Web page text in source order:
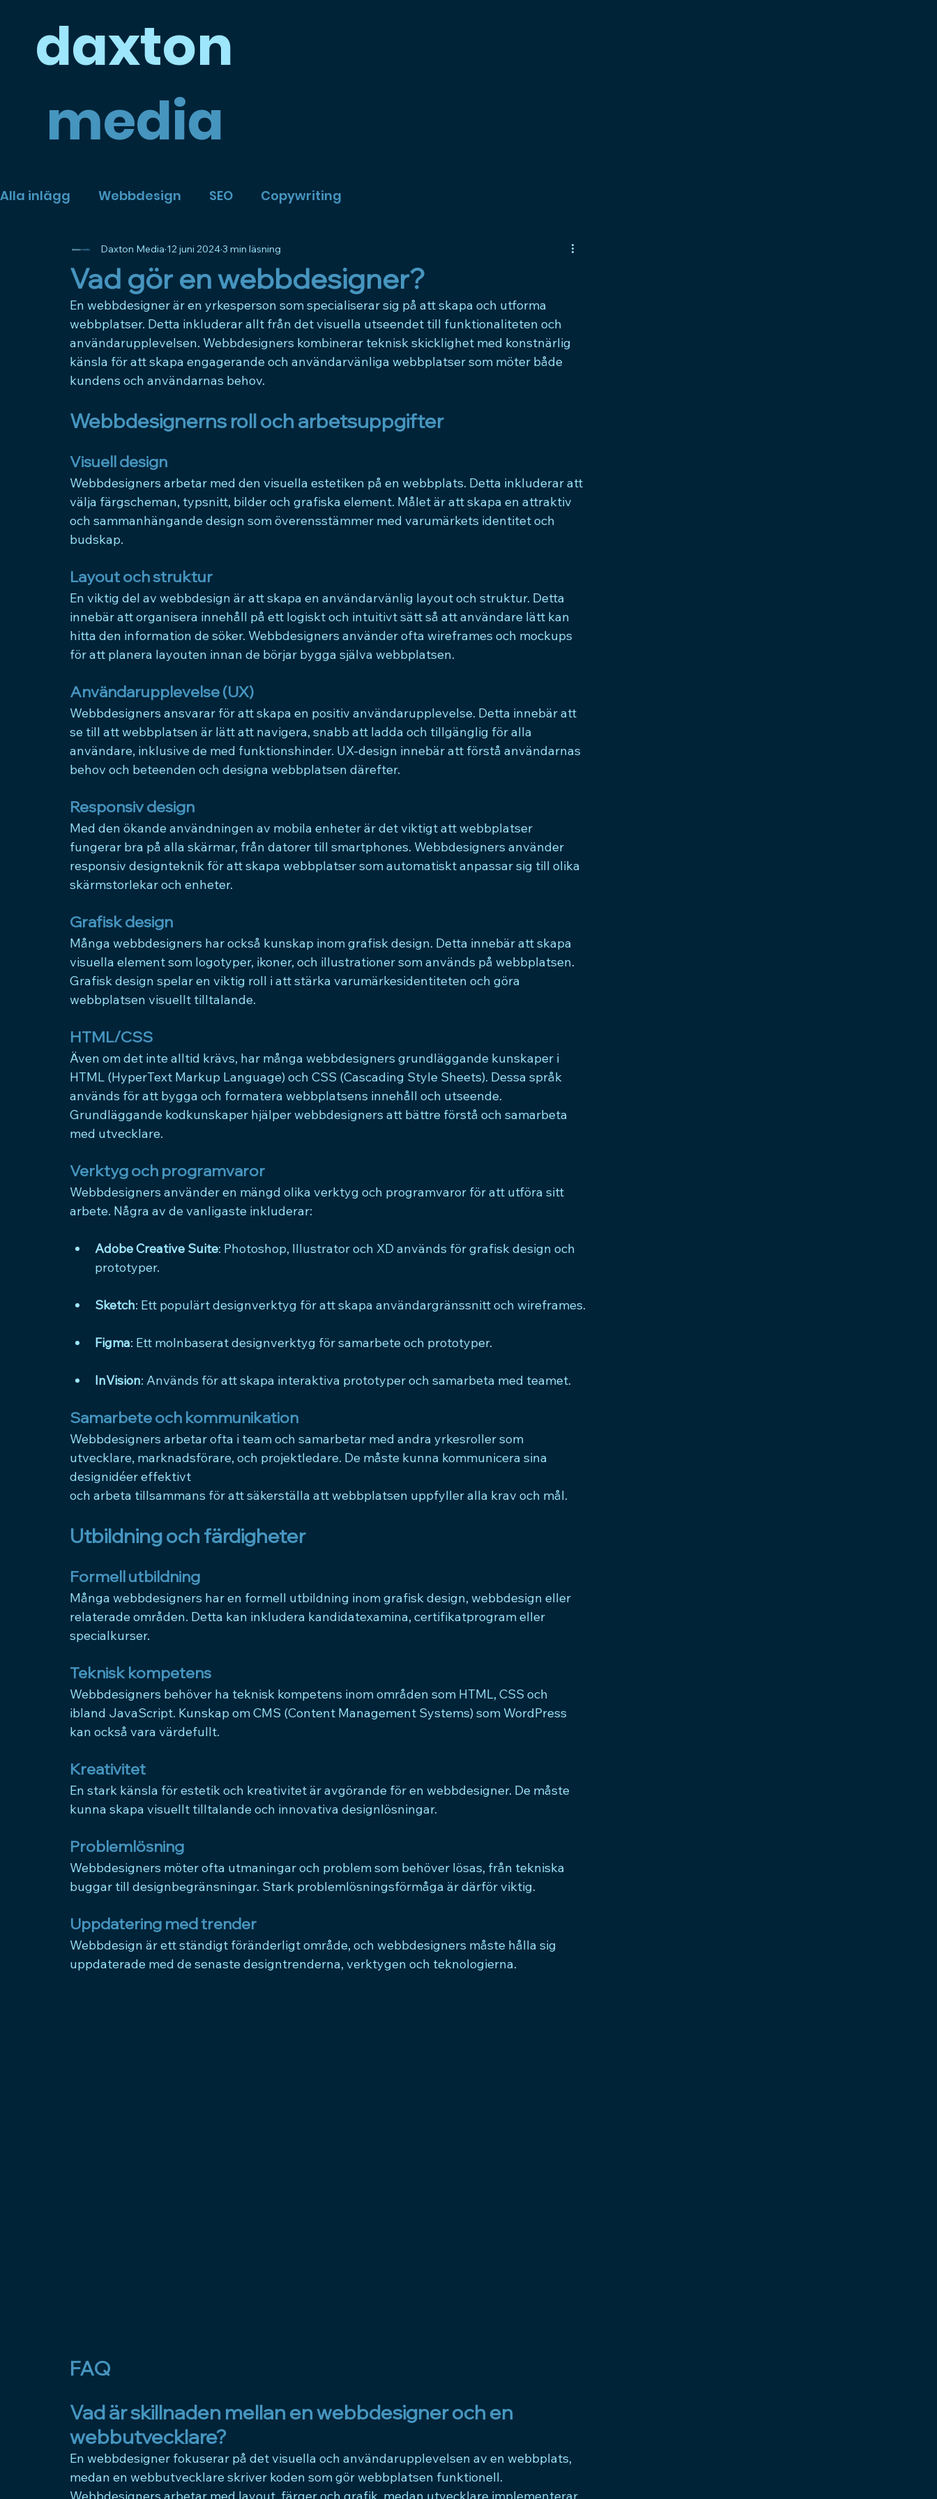
daxton
media
Alla inlägg Webbdesign SEO Copywriting
Vad gör en webbdesigner?
Daxton Media 12 juni 20243 min läsning
En webbdesigner är en yrkesperson som specialiserar sig på att skapa och utforma
webbplatser. Detta inkluderar allt från det visuella utseendet till funktionaliteten och
användarupplevelsen. Webbdesigners kombinerar teknisk skicklighet med konstnärlig
känsla för att skapa engagerande och användarvänliga webbplatser som möter både
kundens och användarnas behov.
Webbdesignerns roll och arbetsuppgifter
Visuell design
Webbdesigners arbetar med den visuella estetiken på en webbplats. Detta inkluderar att
välja färgscheman, typsnitt, bilder och grafiska element. Målet är att skapa en attraktiv
och sammanhängande design som överensstämmer med varumärkets identitet och
budskap.
Layout och struktur
En viktig del av webbdesign är att skapa en användarvänlig layout och struktur. Detta
innebär att organisera innehåll på ett logiskt och intuitivt sätt så att användare lätt kan
hitta den information de söker. Webbdesigners använder ofta wireframes och mockups
för att planera layouten innan de börjar bygga själva webbplatsen.
Användarupplevelse (UX)
Webbdesigners ansvarar för att skapa en positiv användarupplevelse. Detta innebär att
se till att webbplatsen är lätt att navigera, snabb att ladda och tillgänglig för alla
användare, inklusive de med funktionshinder. UX-design innebär att förstå användarnas
behov och beteenden och designa webbplatsen därefter.
Responsiv design
Med den ökande användningen av mobila enheter är det viktigt att webbplatser
fungerar bra på alla skärmar, från datorer till smartphones. Webbdesigners använder
responsiv designteknik för att skapa webbplatser som automatiskt anpassar sig till olika
skärmstorlekar och enheter.
Grafisk design
Många webbdesigners har också kunskap inom grafisk design. Detta innebär att skapa
visuella element som logotyper, ikoner, och illustrationer som används på webbplatsen.
Grafisk design spelar en viktig roll i att stärka varumärkesidentiteten och göra
webbplatsen visuellt tilltalande.
HTML/CSS
Även om det inte alltid krävs, har många webbdesigners grundläggande kunskaper i
HTML (HyperText Markup Language) och CSS (Cascading Style Sheets). Dessa språk
används för att bygga och formatera webbplatsens innehåll och utseende.
Grundläggande kodkunskaper hjälper webbdesigners att bättre förstå och samarbeta
med utvecklare.
Verktyg och programvaror
Webbdesigners använder en mängd olika verktyg och programvaror för att utföra sitt
arbete. Några av de vanligaste inkluderar:
Adobe Creative Suite: Photoshop, Illustrator och XD används för grafisk design och
prototyper.
Sketch: Ett populärt designverktyg för att skapa användargränssnitt och wireframes.
Figma: Ett molnbaserat designverktyg för samarbete och prototyper.
InVision: Används för att skapa interaktiva prototyper och samarbeta med teamet.
Samarbete och kommunikation
Webbdesigners arbetar ofta i team och samarbetar med andra yrkesroller som
utvecklare, marknadsförare, och projektledare. De måste kunna kommunicera sina
designidéer effektivt
och arbeta tillsammans för att säkerställa att webbplatsen uppfyller alla krav och mål.
Utbildning och färdigheter
Formell utbildning
Många webbdesigners har en formell utbildning inom grafisk design, webbdesign eller
relaterade områden. Detta kan inkludera kandidatexamina, certifikatprogram eller
specialkurser.
Teknisk kompetens
Webbdesigners behöver ha teknisk kompetens inom områden som HTML, CSS och
ibland JavaScript. Kunskap om CMS (Content Management Systems) som WordPress
kan också vara värdefullt.
Kreativitet
En stark känsla för estetik och kreativitet är avgörande för en webbdesigner. De måste
kunna skapa visuellt tilltalande och innovativa designlösningar.
Problemlösning
Webbdesigners möter ofta utmaningar och problem som behöver lösas, från tekniska
buggar till designbegränsningar. Stark problemlösningsförmåga är därför viktig.
Uppdatering med trender
Webbdesign är ett ständigt föränderligt område, och webbdesigners måste hålla sig
uppdaterade med de senaste designtrenderna, verktygen och teknologierna.
FAQ
Vad är skillnaden mellan en webbdesigner och en
webbutvecklare?
En webbdesigner fokuserar på det visuella och användarupplevelsen av en webbplats,
medan en webbutvecklare skriver koden som gör webbplatsen funktionell.
Webbdesigners arbetar med layout, färger och grafik, medan utvecklare implementerar